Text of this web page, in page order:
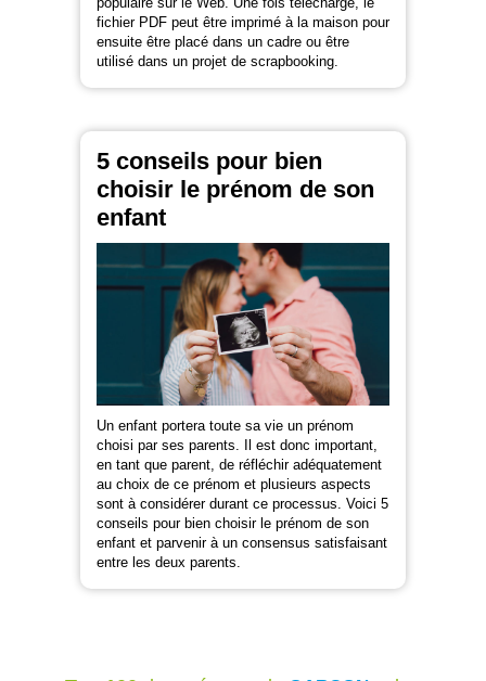
fichier PDF peut être imprimé à la maison pour
ensuite être placé dans un cadre ou être
utilisé dans un projet de scrapbooking.
5 conseils pour bien
choisir le prénom de son
enfant
Un enfant portera toute sa vie un prénom
choisi par ses parents. Il est donc important,
en tant que parent, de réfléchir adéquatement
au choix de ce prénom et plusieurs aspects
sont à considérer durant ce processus. Voici 5
conseils pour bien choisir le prénom de son
enfant et parvenir à un consensus satisfaisant
entre les deux parents.